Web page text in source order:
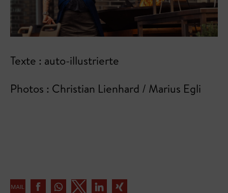
Texte : auto-illustrierte
Photos : Christian Lienhard / Marius Egli